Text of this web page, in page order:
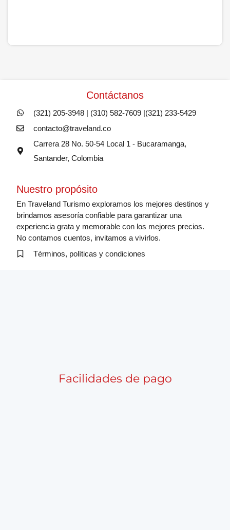
Contáctanos
(321) 205-3948 | (310) 582-7609 |(321) 233-5429
contacto@traveland.co
Carrera 28 No. 50-54 Local 1 - Bucaramanga,
Santander, Colombia
Nuestro propósito
En Traveland Turismo exploramos los mejores destinos y
brindamos asesoría confiable para garantizar una
experiencia grata y memorable con los mejores precios.
No contamos cuentos, invitamos a vivirlos.
Términos, políticas y condiciones
Facilidades de pago